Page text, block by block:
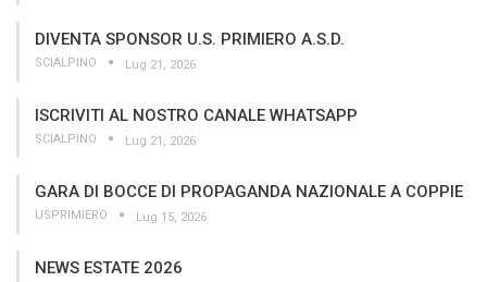
DIVENTA SPONSOR U.S. PRIMIERO A.S.D.
SCIALPINO Lug 21, 2026
ISCRIVITI AL NOSTRO CANALE WHATSAPP
SCIALPINO Lug 21, 2026
GARA DI BOCCE DI PROPAGANDA NAZIONALE A COPPIE
USPRIMIERO Lug 15, 2026
NEWS ESTATE 2026